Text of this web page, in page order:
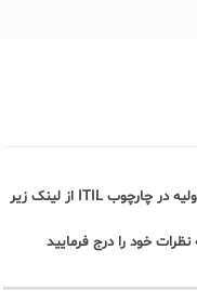
مستند ITIL4 در ۲۴ صفحه با پوشش تغییرات اولیه در چارچوب ITIL از لینک زیر
خود را درج فرمایید